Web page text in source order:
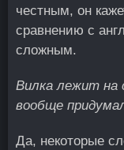
честным, он
сравнению с
сложным.
Вилка лежит
вообще
Да, некоторые